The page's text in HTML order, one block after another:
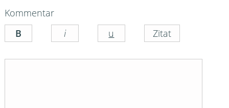
Kommentar